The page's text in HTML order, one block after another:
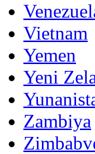
Vietnam
Yemen
Yeni
Zambiya